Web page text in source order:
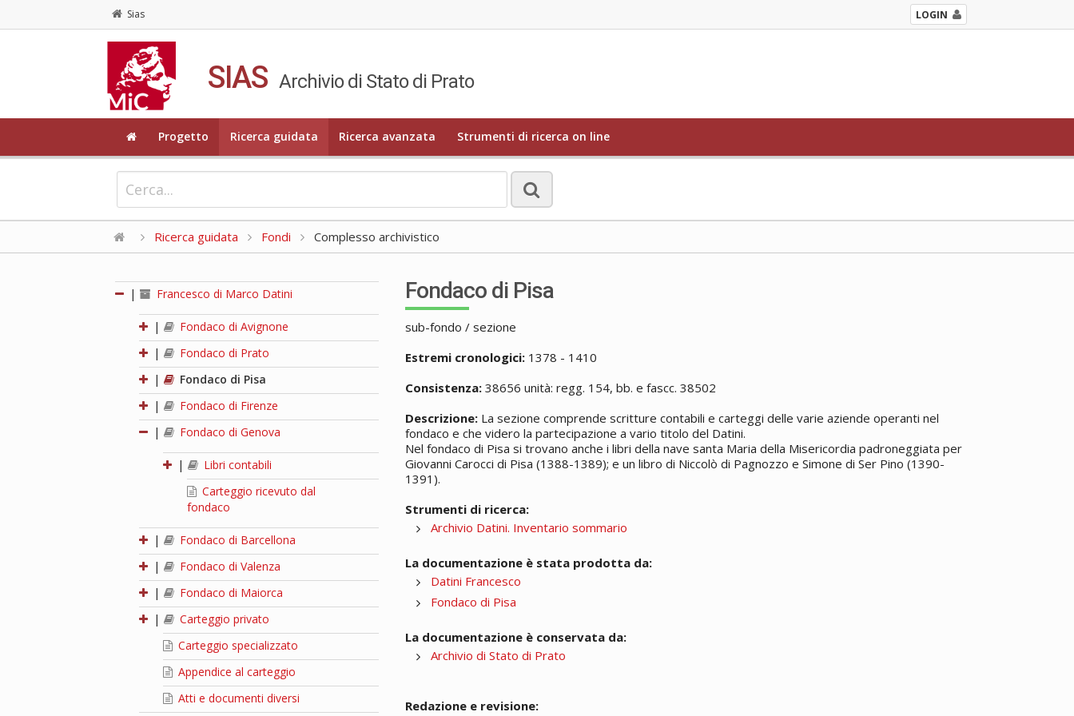
Sias LOGIN
SIAS Archivio di Stato di Prato
Progetto Ricerca guidata Ricerca avanzata Strumenti di ricerca on line
Ricerca guidata Fondi Complesso archivistico
| Francesco di Marco Datini
|
Fondaco di Avignone
|
Fondaco di Prato
|
Fondaco di Pisa
|
Fondaco di Firenze
|
Fondaco di Genova
|
Libri contabili
Carteggio ricevuto dal
fondaco
|
Fondaco di Barcellona
|
Fondaco di Valenza
|
Fondaco di Maiorca
|
Carteggio privato
Carteggio specializzato
Appendice al carteggio
Atti e documenti diversi
Fondaco di Pisa
sub-fondo / sezione
Estremi cronologici: 1378 - 1410
Consistenza: 38656 unità: regg. 154, bb. e fascc. 38502
Descrizione: La sezione comprende scritture contabili e carteggi delle varie aziende operanti nel
fondaco e che videro la partecipazione a vario titolo del Datini.
Nel fondaco di Pisa si trovano anche i libri della nave santa Maria della Misericordia padroneggiata per
Giovanni Carocci di Pisa (1388-1389); e un libro di Niccolò di Pagnozzo e Simone di Ser Pino (1390-
1391).
Strumenti di ricerca:
Archivio Datini. Inventario sommario
La documentazione è stata prodotta da:
Datini Francesco
Fondaco di Pisa
La documentazione è conservata da:
Archivio di Stato di Prato
Redazione e revisione: